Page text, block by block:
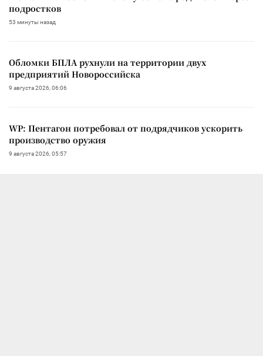
подростков
53 минуты назад
Обломки БПЛА рухнули на территории двух
предприятий Новороссийска
9 августа 2026, 06:06
WP: Пентагон потребовал от подрядчиков ускорить
производство оружия
9 августа 2026, 05:57